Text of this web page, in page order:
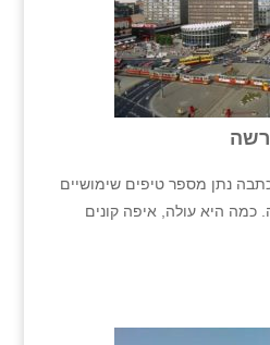
נתן מספר טיפים שימושיים
כמה היא עולה, איפה קונים